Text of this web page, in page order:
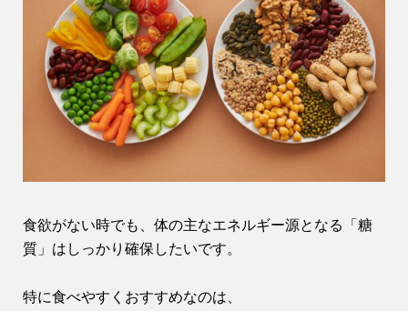
食欲がない時でも、体の主なエネルギー源となる「糖
質」はしっかり確保したいです。
特に食べやすくおすすめなのは、